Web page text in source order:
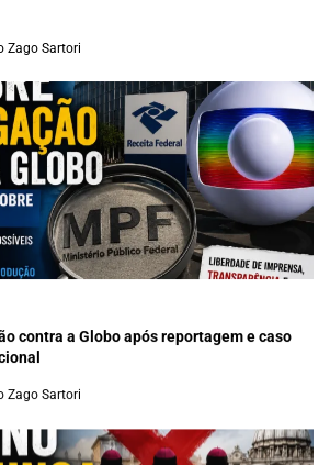
Zago Sartori
contra a Globo após reportagem e caso
Zago Sartori